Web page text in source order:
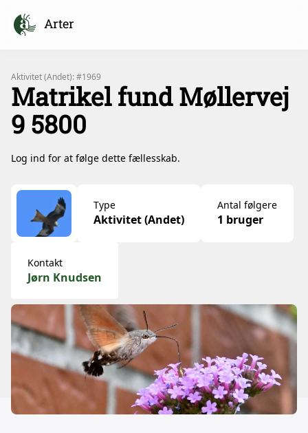
Arter
Aktivitet (Andet): #1969
Matrikel fund Møllervej
9 5800
Log ind for at følge dette fællesskab.
Type
Aktivitet (Andet)
Antal følgere
1 bruger
Kontakt
Jørn Knudsen